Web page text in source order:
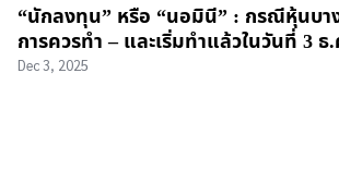
“นักลงทุน” หรือ “นอมินี” : กรณีหุ้นบา
การควรทำ – และเริ่มทำแล้วในวันที่ 3 ธ
Dec 3, 2025